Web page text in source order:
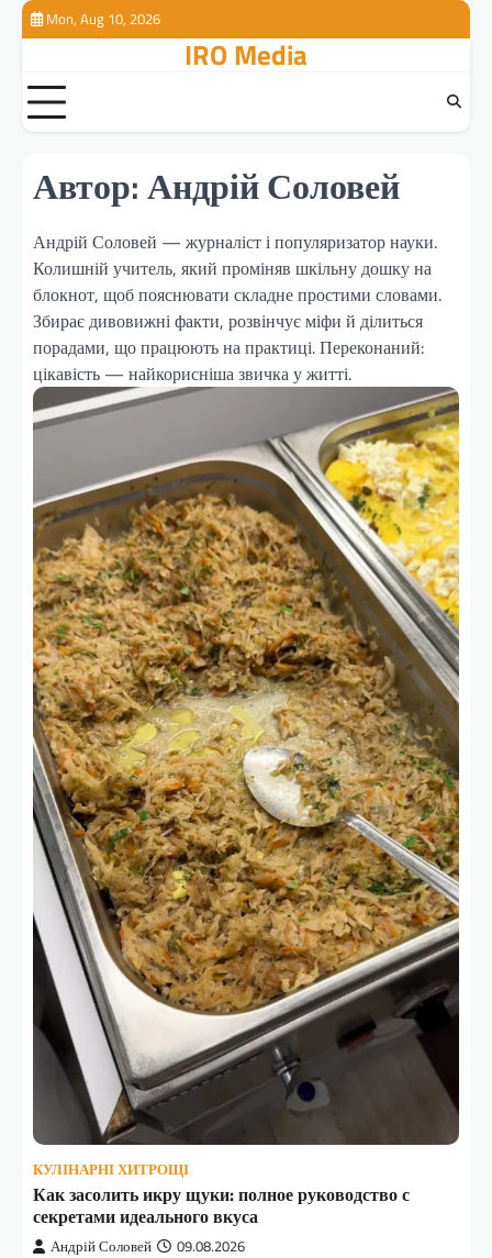
ПерейтиMon, Aug 10, 2026
IRO Media
Автор:Андрій Соловей
Андрій Соловей — журналіст і популяризатор науки.
Колишній учитель, який проміняв шкільну дошку на
блокнот, щоб пояснювати складне простими словами.
Збирає дивовижні факти, розвінчує міфи й ділиться
порадами, що працюють на практиці. Переконаний:
цікавість — найкорисніша звичка у житті.
КУЛІНАРНІ ХИТРОЩІ
Как засолить икру щуки: полное руководство с
секретами идеального вкуса
Андрій Соловей 09.08.2026